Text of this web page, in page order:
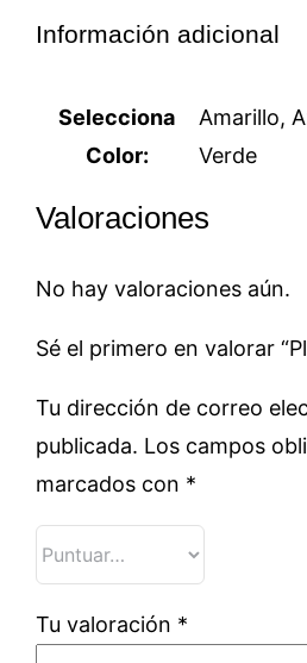
Información adicional
Selecciona
Color:
Amarillo,
Verde
Valoraciones
No hay valoraciones aún.
Sé el primero en valorar
Tu dirección de correo
publicada. Los campos
marcados con *
Tu valoración *